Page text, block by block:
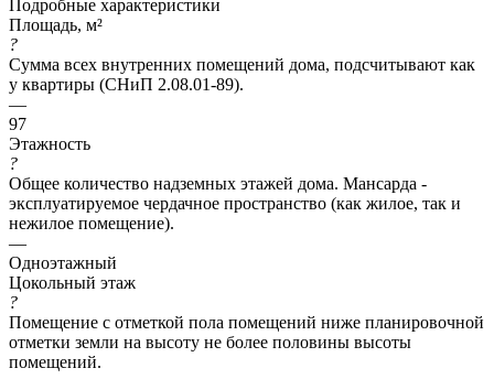
Подробные характеристики
Площадь, м²
?
Сумма всех внутренних помещений дома, подсчитывают как
у квартиры (СНиП 2.08.01-89).
—
97
Этажность
?
Общее количество надземных этажей дома. Мансарда -
эксплуатируемое чердачное пространство (как жилое, так и
нежилое помещение).
—
Одноэтажный
Цокольный этаж
?
Помещение с отметкой пола помещений ниже планировочной
отметки земли на высоту не более половины высоты
помещений.